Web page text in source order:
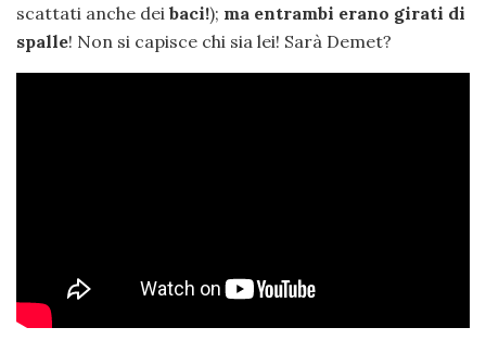
scattati anche dei baci!); ma entrambi erano girati di
spalle! Non si capisce chi sia lei! Sarà Demet?